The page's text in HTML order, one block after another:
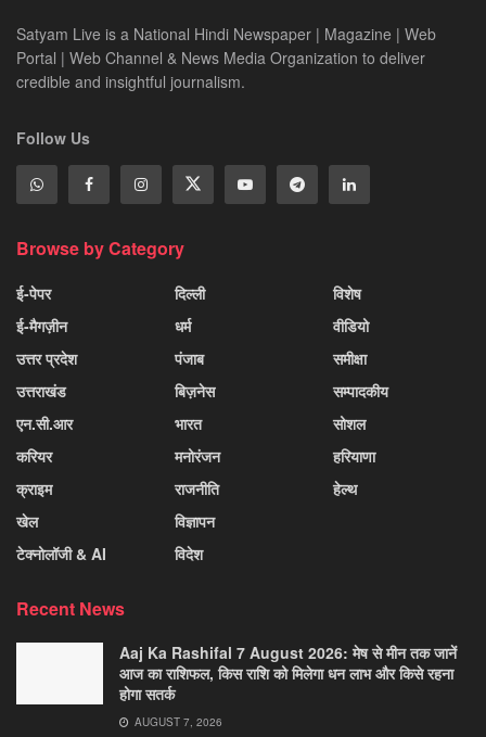
Satyam Live is a National Hindi Newspaper | Magazine | Web
Portal | Web Channel & News Media Organization to deliver
credible and insightful journalism.
Follow Us
Browse by Category
ई-पेपर
ई-मैगज़ीन
उत्तर प्रदेश
उत्तराखंड
एन.सी.आर
करियर
क्राइम
खेल
टेक्नोलॉजी & AI
दिल्ली
धर्म
पंजाब
बिज़नेस
भारत
मनोरंजन
राजनीति
विज्ञापन
विदेश
विशेष
वीडियो
समीक्षा
सम्पादकीय
सोशल
हरियाणा
हेल्थ
Recent News
Aaj Ka Rashifal 7 August 2026: मेष से मीन तक जानें
आज का राशिफल, किस राशि को मिलेगा धन लाभ और किसे रहना
होगा सतर्क
AUGUST 7, 2026